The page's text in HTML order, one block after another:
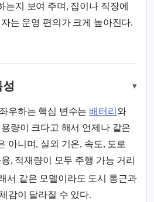
는지 보여 주며, 집이나 직장에
는 운영 편의가 크게 높아진다.
▾
우하는 핵심 변수는 배터리 와
량이 크다고 해서 언제나 같은
아니며, 실외 기온, 속도, 도로
, 적재량이 모두 주행 가능 거리
서 같은 모델이라도 도시 통근과
감이 달라질 수 있다.